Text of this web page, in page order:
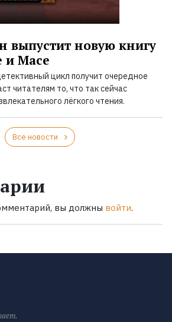
выпустит новую книгу
и Масе
цикл получит очередное
читателям то, что так сейчас
лёгкого чтения.
Все новости
вы должны войти.